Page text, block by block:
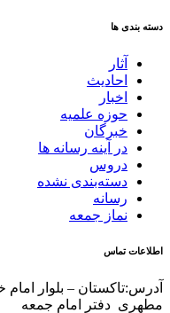
دسته بندی ها
آثار
احادیث
اخبار
حوزه علمیه
خبرگان
در آینه رسانه ها
دروس
دسته‌بندی نشده
رسانه
نماز جمعه
اطلاعات تماس
آدرس:تاکستان – بلوار امام
مطهری دفتر امام جمعه